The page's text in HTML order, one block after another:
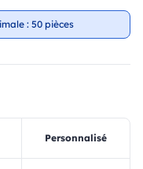
: 50 pièces
Personnalisé